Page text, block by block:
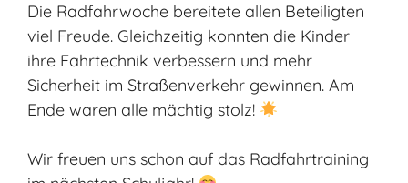
Die Radfahrwoche bereitete allen Beteiligten
viel Freude. Gleichzeitig konnten die Kinder
ihre Fahrtechnik verbessern und mehr
Sicherheit im Straßenverkehr gewinnen. Am
Ende waren alle mächtig stolz!
Wir freuen uns schon auf das Radfahrtraining